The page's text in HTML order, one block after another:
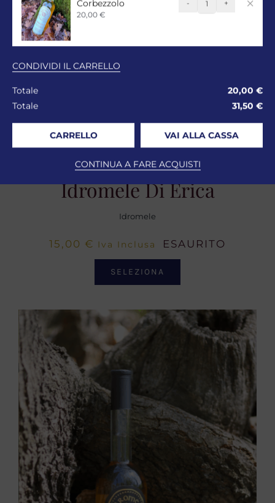
Idromele Di Erica
Idromele
15,00 € Iva Inclusa ESAURITO
SELEZIONA
Corbezzolo
20,00 €
-
Idromele
+
CONDIVIDI IL CARRELLO
Totale 20,00 €
Totale
31,50 €
CARRELLO VAI ALLA CASSA
CONTINUA A FARE ACQUISTI